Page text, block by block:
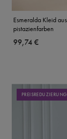
Esmeralda Kleid
pistazienfarben
99,74 €
PREISREDUZIERUNG